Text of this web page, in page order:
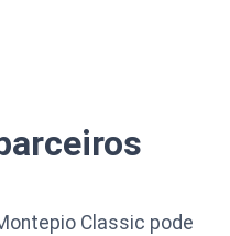
Classic pode